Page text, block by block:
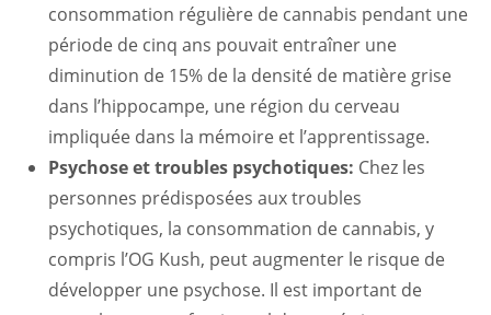
consommation régulière de cannabis pendant une
période de cinq ans pouvait entraîner une
diminution de 15% de la densité de matière grise
dans l’hippocampe, une région du cerveau
impliquée dans la mémoire et l’apprentissage.
Psychose et troubles psychotiques: Chez les
personnes prédisposées aux troubles
psychotiques, la consommation de cannabis, y
compris l’OG Kush, peut augmenter le risque de
développer une psychose. Il est important de